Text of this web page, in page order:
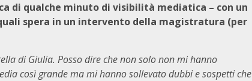
di qualche minuto di visibilità mediatica – con un
spera in un intervento della magistratura (per
di Giulia. Posso dire che non solo non mi hanno
così grande ma mi hanno sollevato dubbi e sospetti che